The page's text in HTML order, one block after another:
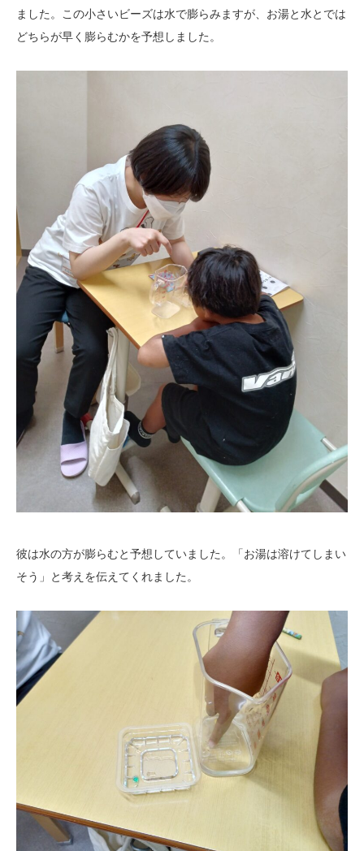
ました。この小さいビーズは水で膨らみますが、お湯と水とでは
どちらが早く膨らむかを予想しました。
彼は水の方が膨らむと予想していました。「お湯は溶けてしまい
そう」と考えを伝えてくれました。